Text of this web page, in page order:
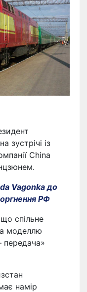
зустрічі із
China
Vagonka до
РФ
спільне
моделлю
передача»
намір